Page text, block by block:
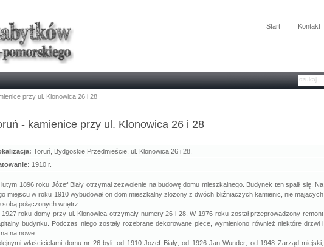
Start Kontakt
przy ul. Klonowica 26 i 28
- kamienice przy ul. Klonowica 26 i 28
Toruń, Bydgoskie Przedmieście, ul. Klonowica 26 i 28.
1910 r.
lutym 1896 roku Józef Biały otrzymał zezwolenie na budowę domu mieszkalnego. Budynek ten spalił się. Na
miejscu w roku 1910 wybudował on dom mieszkalny złożony z dwóch bliźniaczych kamienic, nie mających
sobą połączonych wnętrz.
1927 roku domy przy ul. Klonowica otrzymały numery 26 i 28. W 1976 roku został przeprowadzony remont
budynku. Podczas niego zostały rozebrane dekorowane piece, wymieniono również niektóre drzwi i
na nowe.
właścicielami domu nr 26 byli: od 1910 Jozef Biały; od 1926 Jan Wunder; od 1948 Zarząd miejski;